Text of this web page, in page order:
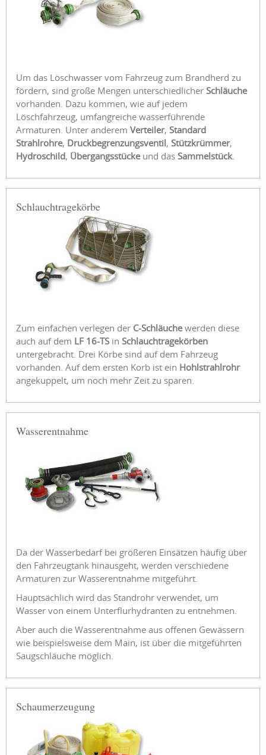
Um das Löschwasser vom Fahrzeug zum Brandherd zu
fördern, sind große Mengen unterschiedlicher Schläuche
vorhanden. Dazu kommen, wie auf jedem
Löschfahrzeug, umfangreiche wasserführende
Armaturen. Unter anderem Verteiler, Standard
Strahlrohre, Druckbegrenzungsventil, Stützkrümmer,
Hydroschild, Übergangsstückeund das Sammelstück.
Schlauchtragekörbe
Zum einfachen verlegen der C-Schläuchewerden diese
auch auf dem LF 16-TS in Schlauchtragekörben
untergebracht. Drei Körbe sind auf dem Fahrzeug
vorhanden. Auf dem ersten Korb ist ein Hohlstrahlrohr
angekuppelt, um noch mehr Zeit zu sparen.
Wasserentnahme
Da der Wasserbedarf bei größeren Einsätzen häufig über
den Fahrzeugtank hinausgeht, werden verschiedene
Armaturen zur Wasserentnahme mitgeführt.
Hauptsächlich wird das Standrohr verwendet, um
Wasser von einem Unterflurhydranten zu entnehmen.
Aber auch die Wasserentnahme aus offenen Gewässern
wie beispielsweise dem Main, ist über die mitgeführten
Saugschläuche möglich.
Schaumerzeugung